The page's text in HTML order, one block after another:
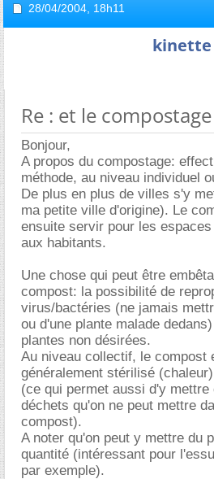
28/04/2004, 18h11
kinette
Re : et le
Bonjour,
A propos du compostage:
méthode, au niveau individuel
De plus en plus de villes s'y
ma petite ville d'origine). Le
ensuite servir pour les
aux habitants.
Une chose qui peut être
compost: la possibilité de
virus/bactéries (ne jamais
ou d'une plante malade
plantes non désirées.
Au niveau collectif, le compost
généralement stérilisé
(ce qui permet aussi d'y mettre
déchets qu'on ne peut mettre
compost).
A noter qu'on peut y mettre du
quantité (intéressant pour
par exemple).